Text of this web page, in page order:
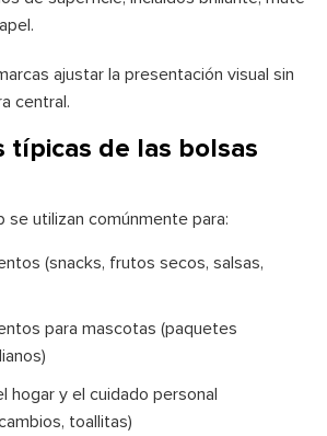
ajustar la presentación visual sin
central.
típicas de las bolsas
se utilizan comúnmente para:
(snacks, frutos secos, salsas,
para mascotas (paquetes
hogar y el cuidado personal
toallitas)